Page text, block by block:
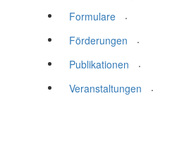
Formulare
.
Förderungen
.
Publikationen
.
Veranstaltungen
.